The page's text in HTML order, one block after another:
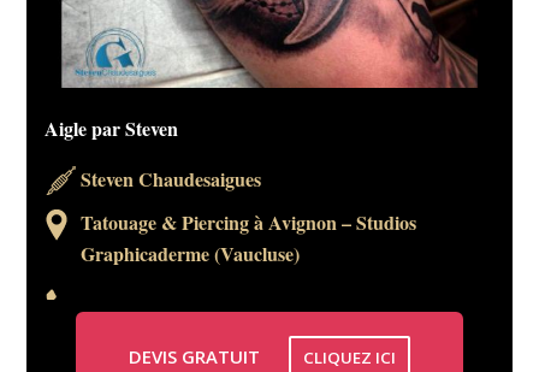
Aigle par Steven
Steven Chaudesaigues
Tatouage & Piercing à Avignon – Studios
Graphicaderme (Vaucluse)
DEVIS GRATUIT CLIQUEZ ICI